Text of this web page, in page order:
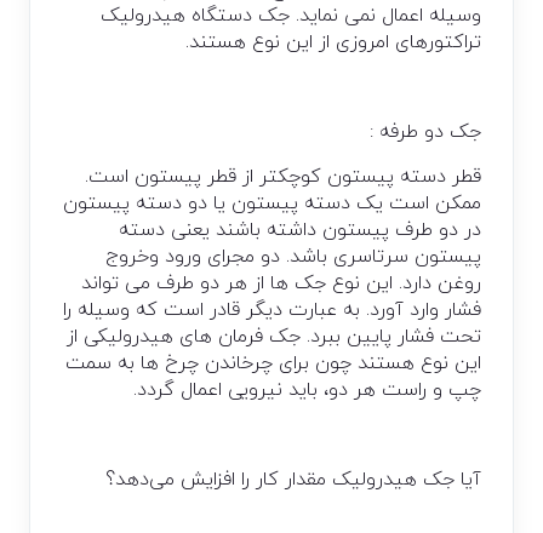
وسيله اعمال نمی نمايد. جک دستگاه هيدروليک
تراکتورهای امروزی از اين نوع هستند.
جک دو طرفه :
قطر دسته پيستون کوچکتر از قطر پيستون است.
ممکن است يک دسته پيستون يا دو دسته پيستون
در دو طرف پيستون داشته باشند يعنی دسته
پيستون سرتاسری باشد. دو مجرای ورود وخروج
روغن دارد. این نوع جک ها از هر دو طرف می تواند
فشار وارد آورد. به عبارت ديگر قادر است که وسيله را
تحت فشار پايين ببرد. جک فرمان های هيدروليکی از
اين نوع هستند چون برای چرخاندن چرخ ها به سمت
چپ و راست هر دو، بايد نيرويی اعمال گردد.
آیا جک هیدرولیک مقدار کار را افزایش می‌دهد؟